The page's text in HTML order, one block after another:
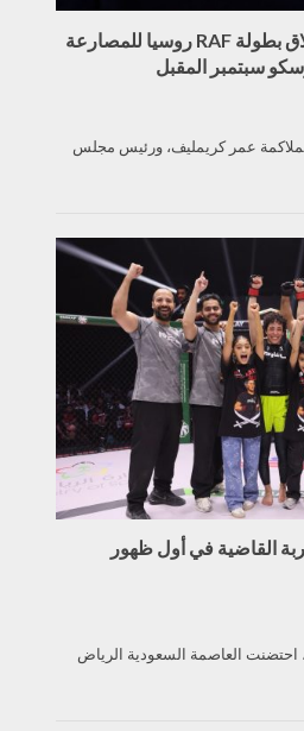
عمر كريمليف يعلن إطلاق بطولة RAF روسيا للمصارعة
سبتمبر المقبل
عمر كريمليف، ورئيس مجلس
القاضية في أول ظهور
احتضنت العاصمة السعودية الرياض